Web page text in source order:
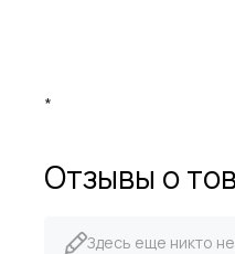
*
Отзывы о
Здесь еще никто